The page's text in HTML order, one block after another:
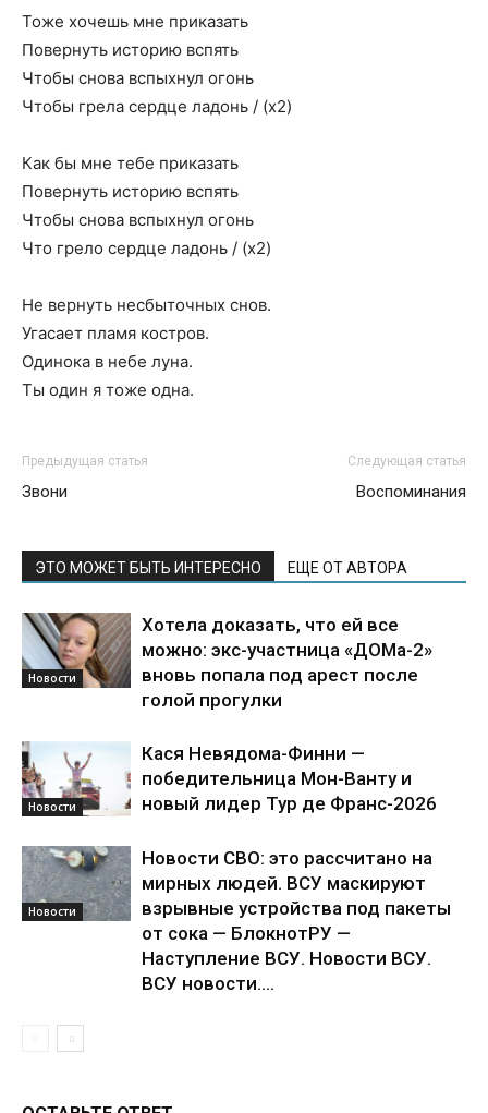
Тоже хочешь мне приказать
Повернуть историю вспять
Чтобы снова вспыхнул огонь
Чтобы грела сердце ладонь / (х2)
Как бы мне тебе приказать
Повернуть историю вспять
Чтобы снова вспыхнул огонь
Что грело сердце ладонь / (х2)
Не вернуть несбыточных снов.
Угасает пламя костров.
Одинока в небе луна.
Ты один я тоже одна.
Предыдущая статья
Звони
Следующая статья
Воспоминания
ЭТО МОЖЕТ БЫТЬ ИНТЕРЕСНО ЕЩЕ ОТ АВТОРА
Новости
Хотела доказать, что ей все
можно: экс-участница «ДОМа-2»
вновь попала под арест после
голой прогулки
Новости
Кася Невядома-Финни —
победительница Мон-Ванту и
новый лидер Тур де Франс-2026
Новости
Новости СВО: это рассчитано на
мирных людей. ВСУ маскируют
взрывные устройства под пакеты
от сока — БлокнотРУ —
Наступление ВСУ. Новости ВСУ.
ВСУ новости....